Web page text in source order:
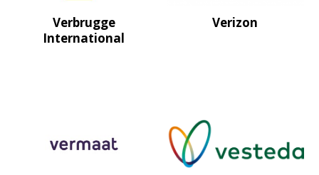
Verbrugge
International
Verizon